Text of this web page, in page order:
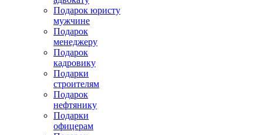
Подарок юристу
мужчине
Подарок
менеджеру
Подарок
кадровику
Подарки
строителям
Подарок
нефтянику
Подарки
офицерам